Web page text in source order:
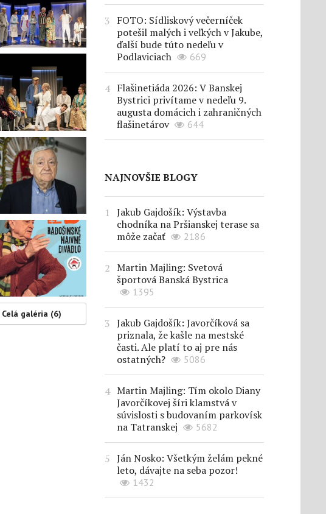
Celá galéria (6)
FOTO: Sídliskový večerníček
potešil malých i veľkých v Jakube,
ďalší bude túto nedeľu v
Podlaviciach
669
Flašinetiáda 2026: V Banskej
Bystrici privítame v nedeľu 9.
augusta domácich i zahraničných
flašinetárov
644
NAJNOVŠIE BLOGY
Jakub Gajdošík: Výstavba
chodníka na Pršianskej terase sa
môže začať
2186
Martin Majling: Svetová
športová Banská Bystrica
1395
Jakub Gajdošík: Javorčíková sa
priznala, že kašle na mestské
časti. Ale platí to aj pre nás
ostatných?
5086
Martin Majling: Tím okolo Diany
Javorčíkovej šíri klamstvá v
súvislosti s budovaním parkovísk
na Tatranskej
5682
Ján Nosko: Všetkým želám pekné
leto, dávajte na seba pozor!
1432